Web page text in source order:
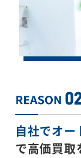
自社でオ
で高価買取